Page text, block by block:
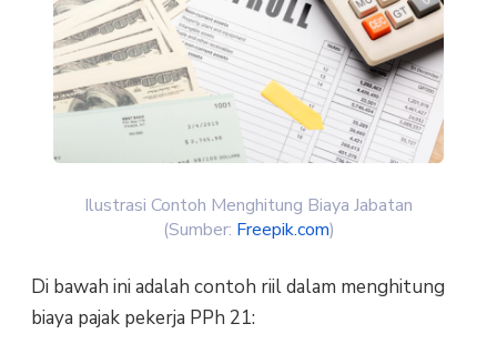
Ilustrasi Contoh Menghitung Biaya Jabatan
(Sumber: Freepik.com)
Di bawah ini adalah contoh riil dalam menghitung
biaya pajak pekerja PPh 21: